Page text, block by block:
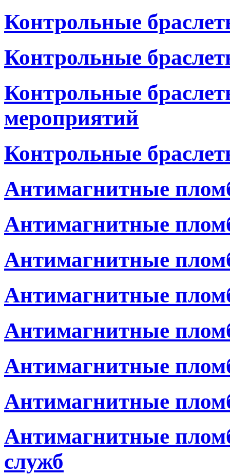
Контрольные
Контрольные
Контрольные
мероприятий
Контрольные
Антимагнитные
Антимагнитные
Антимагнитные
Антимагнитные
Антимагнитные
Антимагнитные
Антимагнитные
Антимагнитные
служб